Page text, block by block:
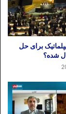
برای حل
شده؟